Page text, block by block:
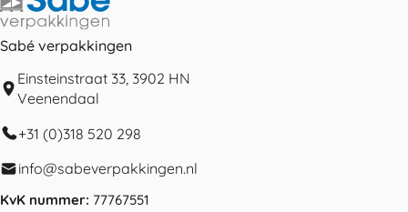
Sabé verpakkingen
Einsteinstraat 33, 3902 HN
Veenendaal
+31 (0)318 520 298
info@sabeverpakkingen.nl
KvK nummer: 77767551